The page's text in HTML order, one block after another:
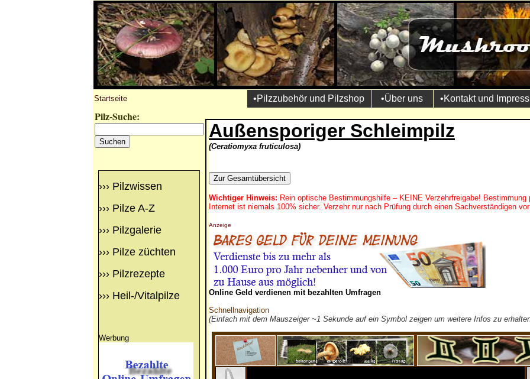
Startseite •Pilzzubehör und Pilzshop •Über uns •Kontakt und
Pilz-Suche:
››› Pilzwissen
››› Pilze A-Z
››› Pilzgalerie
››› Pilze züchten
››› Pilzrezepte
››› Heil-/Vitalpilze
Werbung
Außensporiger Schleimpilz
(Ceratiomyxa fruticulosa)
Wichtiger Hinweis: Rein optische Bestimmungshilfe – KEINE Verzehrfreigabe! Bestimmung
Internet ist niemals 100% sicher. Verzehr nur nach Prüfung durch einen Sachverständigen
Anzeige
Online Geld verdienen mit bezahlten Umfragen
Schnellnavigation
(Einfach mit dem Mauszeiger ~1 Sekunde auf ein Symbol zeigen um weitere Infos zu